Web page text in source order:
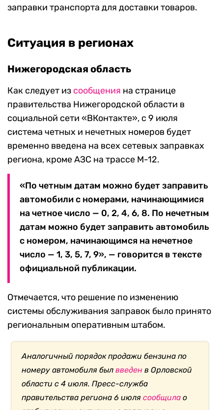
заправки транспорта для доставки товаров.
Ситуация в регионах
Нижегородская область
Как следует из сообщения на странице
правительства Нижегородской области в
социальной сети «ВКонтакте», с 9 июля
система четных и нечетных номеров будет
временно введена на всех сетевых заправках
региона, кроме АЗС на трассе М-12.
«По четным датам можно будет заправить
автомобили с номерами, начинающимися
на четное число — 0, 2, 4, 6, 8. По нечетным
датам можно будет заправить автомобиль
с номером, начинающимся на нечетное
число — 1, 3, 5, 7, 9», — говорится в тексте
официальной публикации.
Отмечается, что решение по изменению
системы обслуживания заправок было принято
региональным оперативным штабом.
Аналогичный порядок продажи бензина по
номеру автомобиля былвведен в Орловской
области с 4 июля. Пресс-служба
правительства региона 6 июлясообщила о